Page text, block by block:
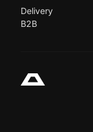
Delivery
B2B